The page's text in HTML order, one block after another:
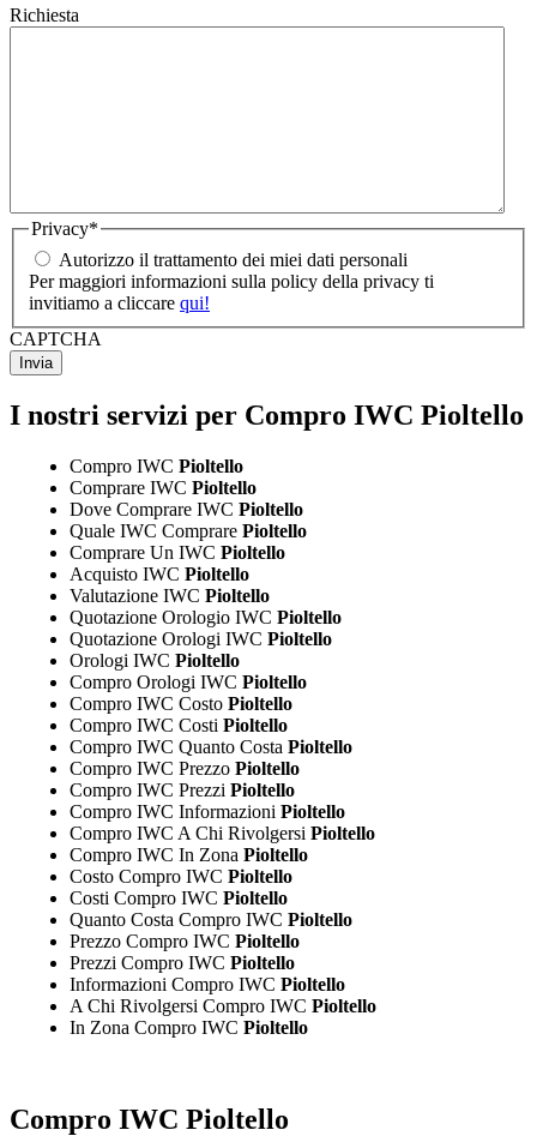
Richiesta
Privacy*
Autorizzo il trattamento dei miei dati personali
Per maggiori informazioni sulla policy della privacy ti
invitiamo a cliccare qui!
CAPTCHA
I nostri servizi per Compro IWC Pioltello
Compro IWC Pioltello
Comprare IWC Pioltello
Dove Comprare IWC Pioltello
Quale IWC Comprare Pioltello
Comprare Un IWC Pioltello
Acquisto IWC Pioltello
Valutazione IWC Pioltello
Quotazione Orologio IWC Pioltello
Quotazione Orologi IWC Pioltello
Orologi IWC Pioltello
Compro Orologi IWC Pioltello
Compro IWC Costo Pioltello
Compro IWC Costi Pioltello
Compro IWC Quanto Costa Pioltello
Compro IWC Prezzo Pioltello
Compro IWC Prezzi Pioltello
Compro IWC Informazioni Pioltello
Compro IWC A Chi Rivolgersi Pioltello
Compro IWC In Zona Pioltello
Costo Compro IWC Pioltello
Costi Compro IWC Pioltello
Quanto Costa Compro IWC Pioltello
Prezzo Compro IWC Pioltello
Prezzi Compro IWC Pioltello
Informazioni Compro IWC Pioltello
A Chi Rivolgersi Compro IWC Pioltello
In Zona Compro IWC Pioltello
Compro IWC Pioltello